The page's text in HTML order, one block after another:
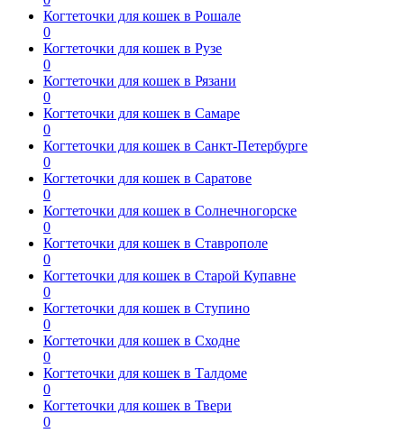
Когтеточки для кошек в Рошале
0
Когтеточки для кошек в Рузе
0
Когтеточки для кошек в Рязани
0
Когтеточки для кошек в Самаре
0
Когтеточки для кошек в Санкт-Петербурге
0
Когтеточки для кошек в Саратове
0
Когтеточки для кошек в Солнечногорске
0
Когтеточки для кошек в Ставрополе
0
Когтеточки для кошек в Старой Купавне
0
Когтеточки для кошек в Ступино
0
Когтеточки для кошек в Сходне
0
Когтеточки для кошек в Талдоме
0
Когтеточки для кошек в Твери
0